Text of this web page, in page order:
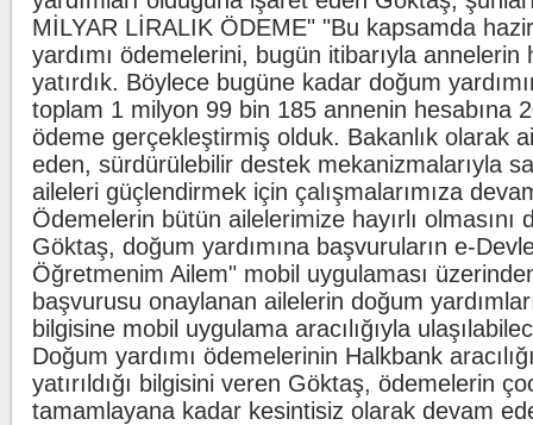
MİLYAR LİRALIK ÖDEME" "Bu kapsamda
yardımı ödemelerini, bugün itibarıyla annelerin
yatırdık. Böylece bugüne kadar doğum
toplam 1 milyon 99 bin 185 annenin hesabına
ödeme gerçekleştirmiş olduk. Bakanlık olarak
eden, sürdürülebilir destek mekanizmalarıyla
aileleri güçlendirmek için çalışmalarımıza
Ödemelerin bütün ailelerimize hayırlı olmasını
Göktaş, doğum yardımına başvuruların e-
Öğretmenim Ailem" mobil uygulaması üzerinden
başvurusu onaylanan ailelerin doğum
bilgisine mobil uygulama aracılığıyla
Doğum yardımı ödemelerinin Halkbank
yatırıldığı bilgisini veren Göktaş, ödemelerin
tamamlayana kadar kesintisiz olarak devam